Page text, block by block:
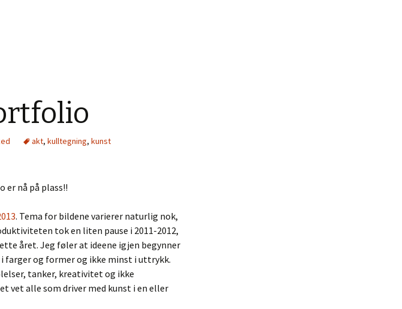
akt, kulltegning, kunst
nå på plass!!
. Tema for bildene varierer naturlig nok,
tok en liten pause i 2011-2012,
året. Jeg føler at ideene igjen begynner
farger og former og ikke minst i uttrykk.
tanker, kreativitet og ikke
vet alle som driver med kunst i en eller